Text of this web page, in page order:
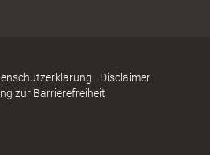
Disclaimer
zur Barrierefreiheit